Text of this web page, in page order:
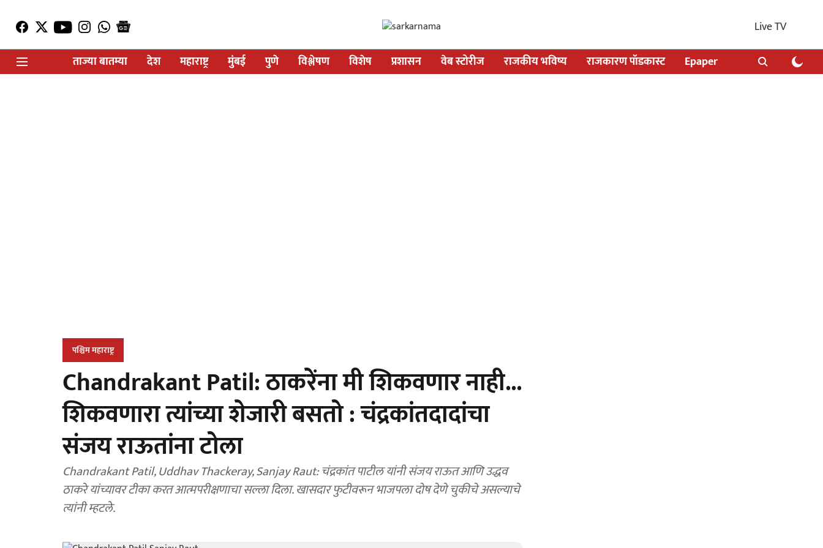
Live TV
ताज्या बातम्या
देश महाराष्ट्र मुंबई पुणे विश्लेषण विशेष प्रशासन वेब स्टोरीज राजकीय भविष्य राजकारण पॉडकास्ट Epaper
पश्चिम महाराष्ट्र
Chandrakant Patil: ठाकरेंना मी शिकवणार नाही...
शिकवणारा त्यांच्या शेजारी बसतो : चंद्रकांतदादांचा
संजय राऊतांना टोला
Chandrakant Patil, Uddhav Thackeray, Sanjay Raut: चंद्रकांत पाटील यांनी संजय राऊत आणि उद्धव
ठाकरे यांच्यावर टीका करत आत्मपरीक्षणाचा सल्ला दिला. खासदार फुटीवरून भाजपला दोष देणे चुकीचे असल्याचे
त्यांनी म्हटले.